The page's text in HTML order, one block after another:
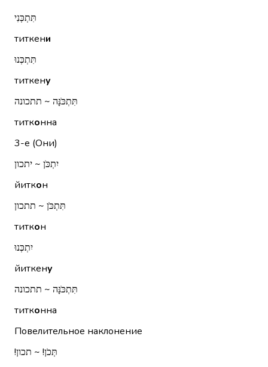
תִּתְכְּנִי
титкени
תִּתְכְּנוּ
титкену
תִּתְכֹּנָּה ~ תתכונה
титконна
3-е (Они)
יִתְכֹּן ~ יתכון
йиткон
תִּתְכֹּן ~ תתכון
титкон
יִתְכְּנוּ
йиткену
תִּתְכֹּנָּה ~ תתכונה
титконна
Повелительное наклонение
תְּכֹן!‏ ~ תכון!‏